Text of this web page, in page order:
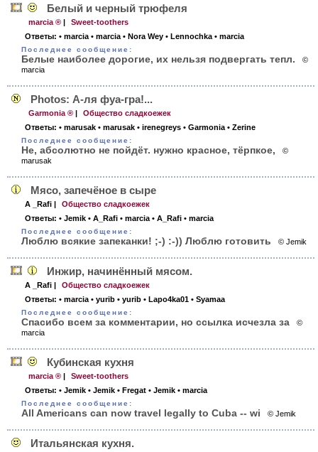
Белый и черный трюфеля
marcia ® |
Sweet-toothers
Ответы: • marcia • marcia • Nora Wey • Lennochka • marcia
Последнее сообщение:
Белые наиболее дорогие, их нельзя подвергать тепл.
©
marcia
Photos: А-ля фуа-гра!...
Garmonia ® |
Общество сладкоежек
Ответы: • marusak • marusak • irenegreys • Garmonia • Zerine
Последнее сообщение:
Не, абсолютно не пойдёт. нужно красное, тёрпкое,
©
marusak
Мясо, запечёное в сыре
A _Rafi |
Общество сладкоежек
Ответы: • Jemik • A_Rafi • marcia • A_Rafi • marcia
Последнее сообщение:
Люблю всякие запеканки! ;-) :-)) Люблю готовить © Jemik
Инжир, начинённый мясом.
A _Rafi |
Общество сладкоежек
Ответы: • marcia • yurib • yurib • Lapo4ka01 • Syamaa
Последнее сообщение:
Спасибо всем за комментарии, но ссылка исчезла за
©
marcia
Кубинская кухня
marcia ® |
Sweet-toothers
Ответы: • Jemik • Jemik • Fregat • Jemik • marcia
Последнее сообщение:
All Americans can now travel legally to Cuba -- wi © Jemik
Итальянская кухня.